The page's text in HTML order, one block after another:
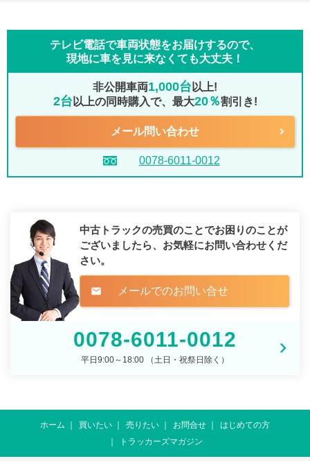
テレビ電話で車両状態をお届けするので、
現地に車を見に来なくても大丈夫！
非公開車両1,000台 以上!
2台 以上の同時購入で、最大20％割引き!
メール問い合わせ
0078-6011-0012
中古トラックの売買のことでお困りのことが
ございましたら、 お気軽にお問い合わせくだ
さい。
mail メールでのお問い合せ
0078-6011-0012
平日9:00～18:00 （土日・祝祭日除く）
ホーム 買いたい 売りたい お問合せ
はじめての方
トラッカーズマガジン